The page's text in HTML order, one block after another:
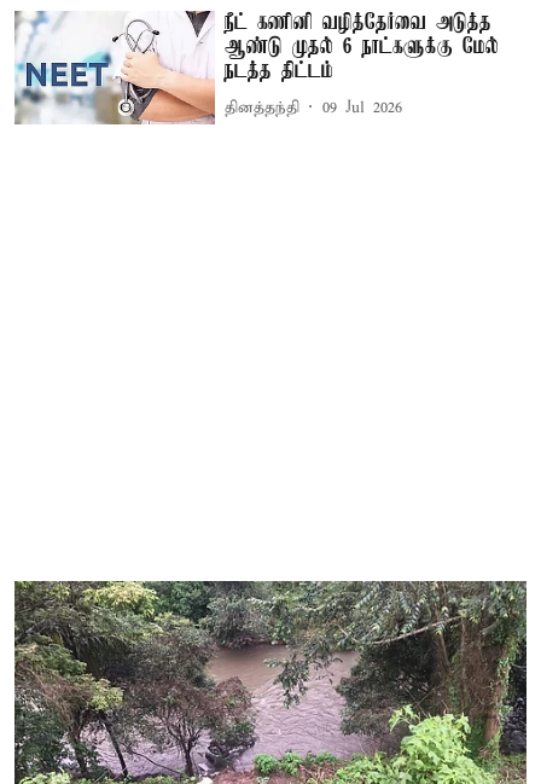
நீட் கணினி வழித்தேர்வை அடுத்த
ஆண்டு முதல் 6 நாட்களுக்கு மேல்
நடத்த திட்டம்
தினத்தந்தி 09 Jul 2026